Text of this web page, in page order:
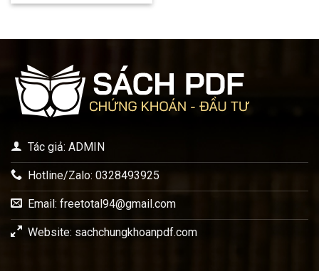
Tác giả: ADMIN
Hotline/Zalo: 0328493925
Email: freetotal94@gmail.com
Website: sachchungkhoanpdf.com